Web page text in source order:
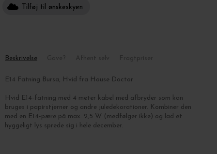
Tilføj til ønskeskyen
Beskrivelse
E14 Fatning Bursa, Hvid fra House Doctor
Hvid E14-fatning med 4 meter kabel med afbryder som kan
bruges i papirstjerner og andre juledekorationer. Kombiner den
med en E14-pære på max. 2,5 W (medfølger ikke) og lad et
hyggeligt lys sprede sig i hele december.